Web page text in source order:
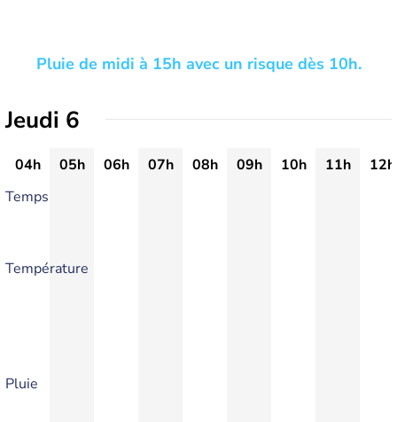
Pluie de midi à 15h avec un risque dès 10h.
Jeudi 6
04h 05h 06h 07h 08h 09h 10h 11h
12h
Temps
Température
Pluie